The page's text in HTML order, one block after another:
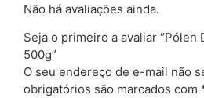
Não há avaliações ainda.
Seja o primeiro a avaliar “Pólen
500g”
O seu endereço de e-mail não
obrigatórios são marcados com